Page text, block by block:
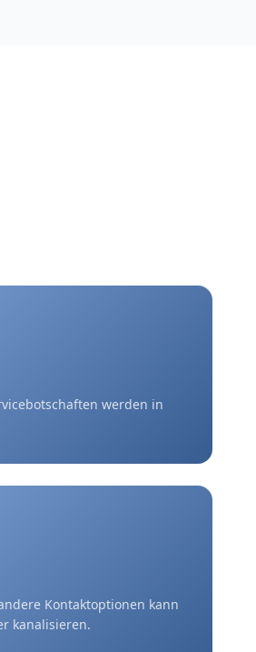
werden in
Kontaktoptionen kann
kanalisieren.